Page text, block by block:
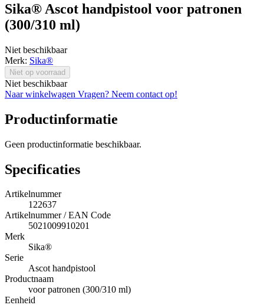
Sika® Ascot handpistool voor patronen
(300/310 ml)
Niet beschikbaar
Merk: Sika®
Niet op voorraad
Niet beschikbaar
Naar winkelwagen Vragen? Neem contact op!
Productinformatie
Geen productinformatie beschikbaar.
Specificaties
Artikelnummer
122637
Artikelnummer / EAN Code
5021009910201
Merk
Sika®
Serie
Ascot handpistool
Productnaam
voor patronen (300/310 ml)
Eenheid